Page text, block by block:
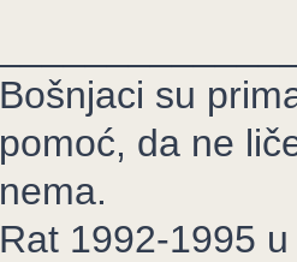
Bošnjaci su
pomoć, da ne
nema.
Rat 1992-1995